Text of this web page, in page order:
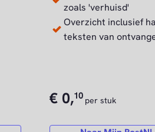
zoals 'verhuisd'
Overzicht inclusief
teksten van
€ 0,10 per stuk